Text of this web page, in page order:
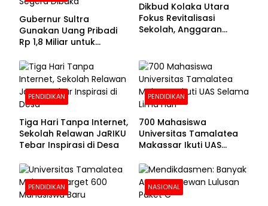
Gubernur Sultra
Gunakan Uang Pribadi
Rp 1,8 Miliar untuk
Pendaftaran Segera
Dibuka
Dikbud Kolaka Utara
Fokus Revitalisasi
Sekolah, Anggaran
PENDIDIKAN
Tiga Hari Tanpa Internet,
Sekolah Relawan JaRIKU
Tebar Inspirasi di Desa
PENDIDIKAN
700 Mahasiswa
Universitas Tamalatea
Makassar Ikuti UAS
PENDIDIKAN NASIONAL